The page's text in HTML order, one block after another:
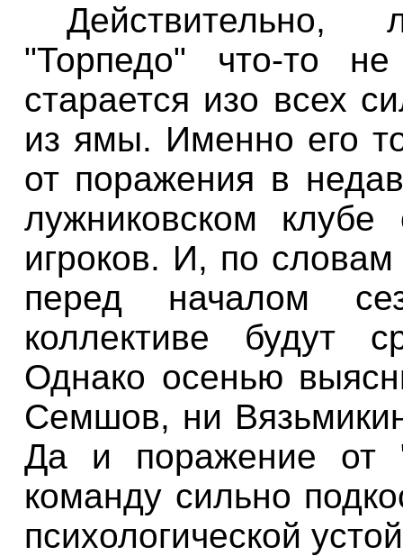
"Торпедо" что-то
старается изо всех
из ямы. Именно его
от поражения в
лужниковском клубе
игроков. И, по
перед началом
коллективе будут
Однако осенью
Семшов, ни
Да и поражение от
команду сильно
психологической